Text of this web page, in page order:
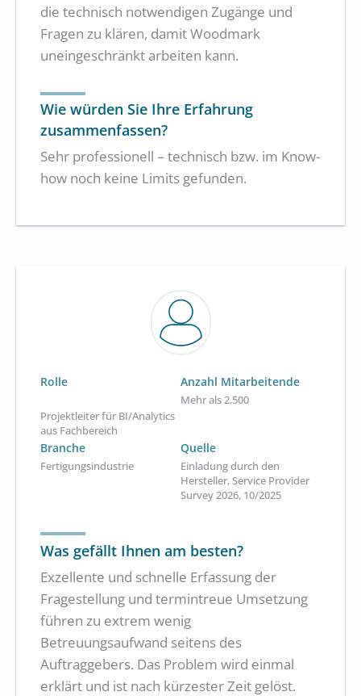
die technisch notwendigen Zugänge und
Fragen zu klären, damit Woodmark
uneingeschränkt arbeiten kann.
Wie würden Sie Ihre Erfahrung
zusammenfassen?
Sehr professionell – technisch bzw. im Know-
how noch keine Limits gefunden.
Rolle
Projektleiter für BI/Analytics
aus Fachbereich
Anzahl Mitarbeitende
Mehr als 2.500
Branche
Fertigungsindustrie
Quelle
Einladung durch den
Hersteller, Service Provider
Survey 2026, 10/2025
Was gefällt Ihnen am besten?
Exzellente und schnelle Erfassung der
Fragestellung und termintreue Umsetzung
führen zu extrem wenig
Betreuungsaufwand seitens des
Auftraggebers. Das Problem wird einmal
erklärt und ist nach kürzester Zeit gelöst.